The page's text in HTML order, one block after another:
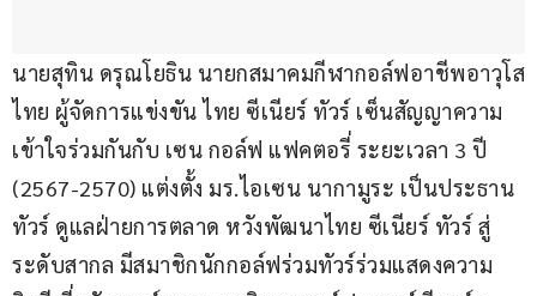
นายสุทิน ดรุณโยธิน นายกสมาคมกีฬากอล์ฟอาชีพอาวุโส
ไทย ผู้จัดการแข่งขัน ไทย ซีเนียร์ ทัวร์ เซ็นสัญญาความ
เข้าใจร่วมกันกับ เซน กอล์ฟ แฟคตอรี่ ระยะเวลา 3 ปี
(2567-2570) แต่งตั้ง มร.ไอเซน นากามูระ เป็นประธาน
ทัวร์ ดูแลฝ่ายการตลาด หวังพัฒนาไทย ซีเนียร์ ทัวร์ สู่
ระดับสากล มีสมาชิกนักกอล์ฟร่วมทัวร์ร่วมแสดงความ